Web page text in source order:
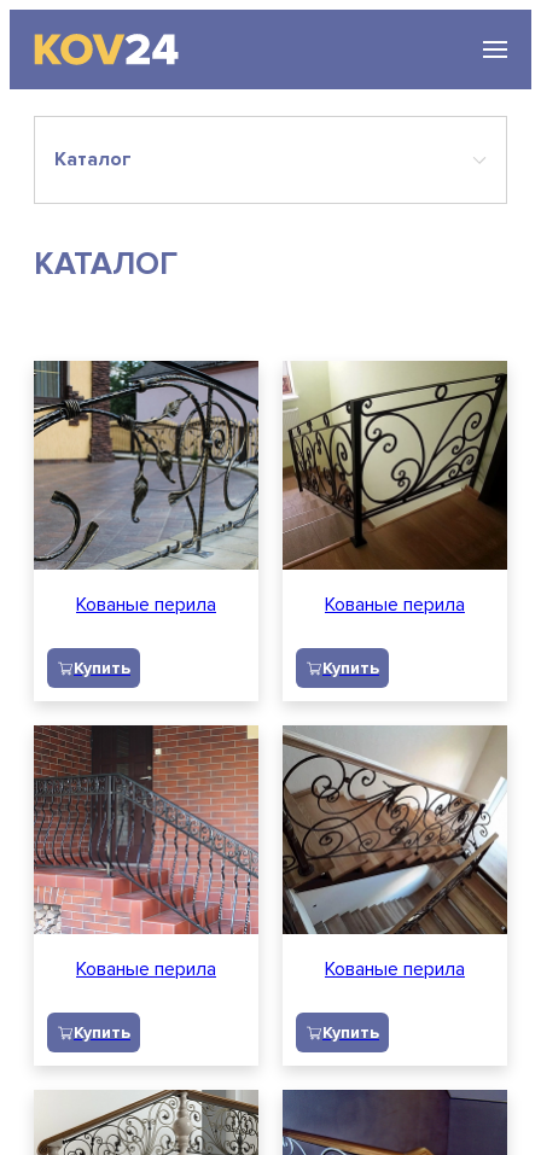
Пн-Вс с 10.00 до 20.00
Цены
О компании
Акции
Отзывы
Доставка
Контакты
Вакансии
Каталог
КАТАЛОГ
Кованые перила
Купить
Кованые перила
Купить
Кованые перила
Купить
Кованые перила
Купить
Заказать звонок